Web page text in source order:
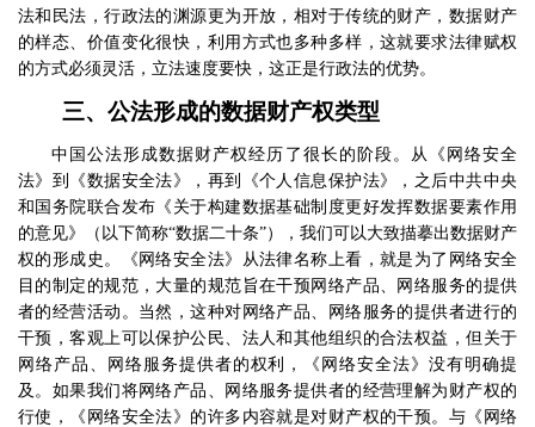
法和民法，行政法的渊源更为开放，相对于传统的财产，数据财产
的样态、价值变化很快，利用方式也多种多样，这就要求法律赋权
的方式必须灵活，立法速度要快，这正是行政法的优势。
三、公法形成的数据财产权类型
中国公法形成数据财产权经历了很长的阶段。从《网络安全
法》到《数据安全法》，再到《个人信息保护法》，之后中共中央
和国务院联合发布《关于构建数据基础制度更好发挥数据要素作用
的意见》（以下简称“数据二十条”），我们可以大致描摹出数据财产
权的形成史。《网络安全法》从法律名称上看，就是为了网络安全
目的制定的规范，大量的规范旨在干预网络产品、网络服务的提供
者的经营活动。当然，这种对网络产品、网络服务的提供者进行的
干预，客观上可以保护公民、法人和其他组织的合法权益，但关于
网络产品、网络服务提供者的权利，《网络安全法》没有明确提
及。如果我们将网络产品、网络服务提供者的经营理解为财产权的
行使，《网络安全法》的许多内容就是对财产权的干预。与《网络